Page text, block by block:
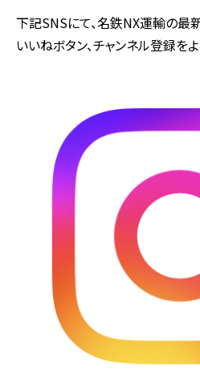
下記SNSにて、名鉄NX運輸の最
いいねボタン、チャンネル登録を